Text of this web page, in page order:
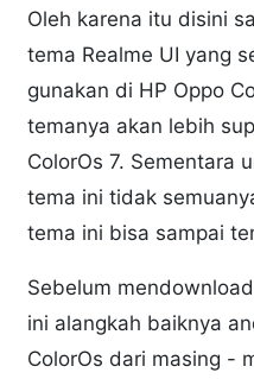
Oleh karena itu disini
tema Realme UI yang
gunakan di HP Oppo
temanya akan lebih
ColorOs 7. Sementara
tema ini tidak
tema ini bisa sampai
Sebelum
ini alangkah baiknya
ColorOs dari masing -